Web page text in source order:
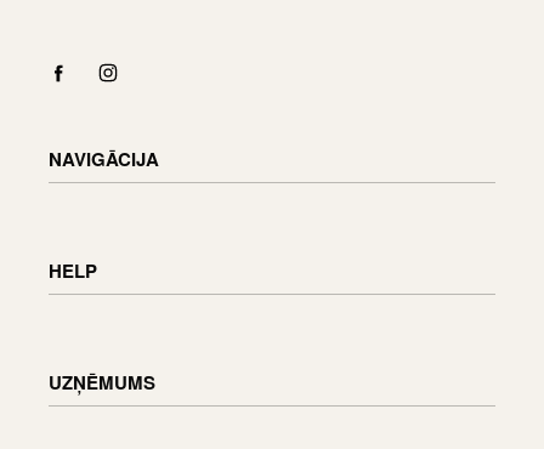
NAVIGĀCIJA
Cart
HELP
Preču atgriešana un apmaiņa
Pasūtījuma statuss
UZŅĒMUMS